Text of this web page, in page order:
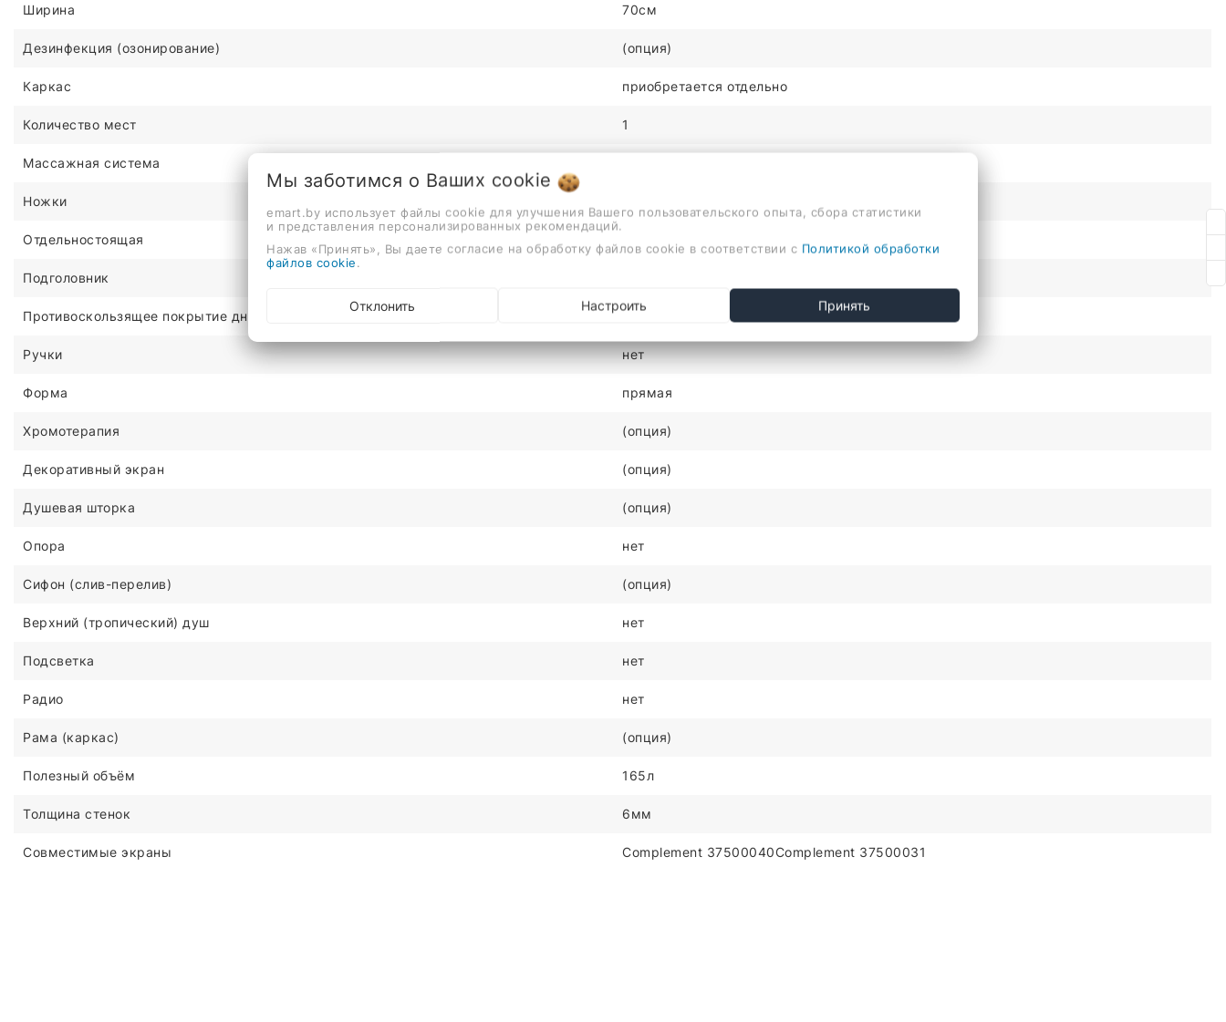
Ширина 70см
Дезинфекция (озонирование) (опция)
Каркас приобретается отдельно
Количество мест 1
Массажная система
Ножки
Отдельностоящая
Подголовник
Противоскользящее покрытие дна без покрытия
Ручки нет
Форма прямая
Хромотерапия (опция)
Декоративный экран (опция)
Душевая шторка (опция)
Опора нет
Сифон (слив-перелив) (опция)
Верхний (тропический) душ нет
Подсветка нет
Радио нет
Рама (каркас) (опция)
Полезный объём 165л
Толщина стенок 6мм
Совместимые экраны Complement 37500040Complement 37500031
Мы заботимся о Ваших cookie
emart.by использует файлы cookie для улучшения Вашего пользовательского опыта, сбора статистики
и представления персонализированных рекомендаций.
Нажав «Принять», Вы даете согласие на обработку файлов cookie в соответствии с Политикой обработки
файлов cookie.
Отклонить Настроить Принять